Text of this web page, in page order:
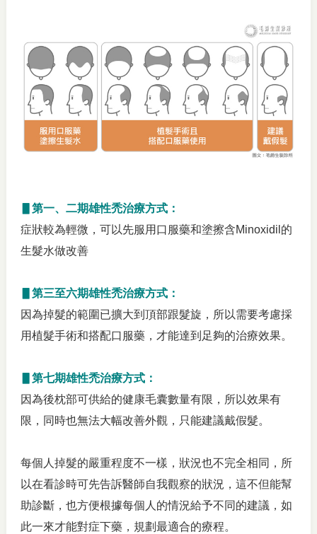
▋第一、二期雄性禿治療方式：
症狀較為輕微，可以先服用口服藥和塗擦含Minoxidil的
生髮水做改善
▋第三至六期雄性禿治療方式：
因為掉髮的範圍已擴大到頂部跟髮旋，所以需要考慮採
用植髮手術和搭配口服藥，才能達到足夠的治療效果。
▋第七期雄性禿治療方式：
因為後枕部可供給的健康毛囊數量有限，所以效果有
限，同時也無法大幅改善外觀，只能建議戴假髮。
每個人掉髮的嚴重程度不一樣，狀況也不完全相同，所
以在看診時可先告訴醫師自我觀察的狀況，這不但能幫
助診斷，也方便根據每個人的情況給予不同的建議，如
此一來才能對症下藥，規劃最適合的療程。